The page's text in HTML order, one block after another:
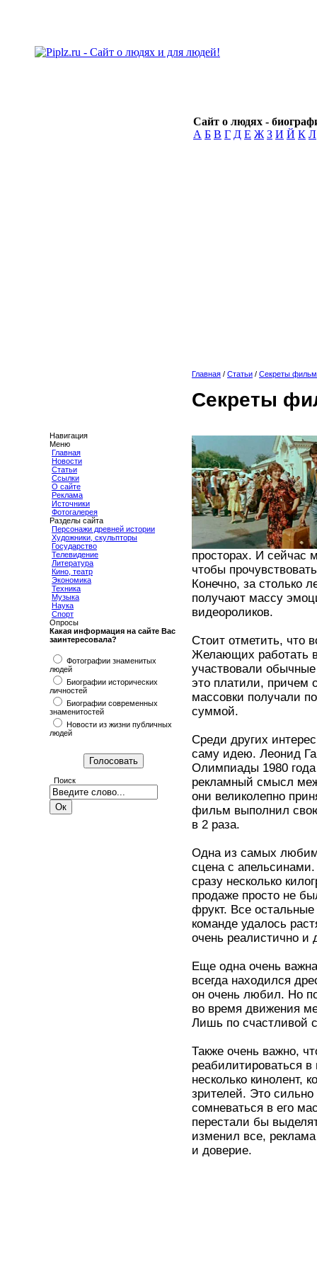
Сайт о людях -
А Б В Г Д Е Ж З И Й К Л
Навигация
Меню
Главная
Новости
Статьи
Ссылки
О сайте
Реклама
Источники
Фотогалерея
Разделы сайта
Персонажи древней истории
Художники, скульпторы
Государство
Телевидение
Литература
Кино, театр
Экономика
Техника
Музыка
Наука
Спорт
Опросы
Какая информация на сайте Вас
заинтересовала?
Фотографии знаменитых
людей
Биографии исторических
личностей
Биографии современных
знаменитостей
Новости из жизни публичных
людей
Поиск
Главная / Статьи / Секреты
Секреты
просторах. И сейчас
чтобы
Конечно, за столько
получают массу
видеороликов.
Стоит отметить, что
Желающих работать в
участвовали
это платили, причем
массовки получали
суммой.
Среди других
саму идею. Леонид
Олимпиады 1980 года
рекламный смысл
они великолепно
фильм выполнил
в 2 раза.
Одна из самых
сцена с
сразу несколько
продаже просто не
фрукт. Все
команде удалось
очень реалистично и
Еще одна очень
всегда находился
он очень любил. Но
во время движения
Лишь по счастливой
Также очень важно,
реабилитироваться
несколько кинолент,
зрителей. Это
сомневаться в его
перестали бы
изменил все,
и доверие.